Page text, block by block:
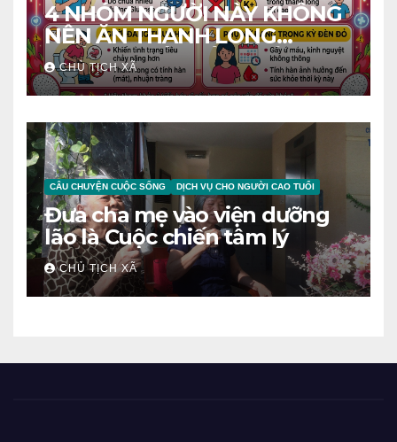
4 NHÓM NGƯỜI NÀY KHÔNG
NÊN ĂN THANH LONG
TRÁNH RƯỚC BỆNH VÀO
NGƯỜI
CHỦ TỊCH XÃ
CÂU CHUYỆN CUỘC SỐNG DỊCH VỤ CHO NGƯỜI CAO TUỔI
Đưa cha mẹ vào viện dưỡng
lão là Cuộc chiến tâm lý
CHỦ TỊCH XÃ